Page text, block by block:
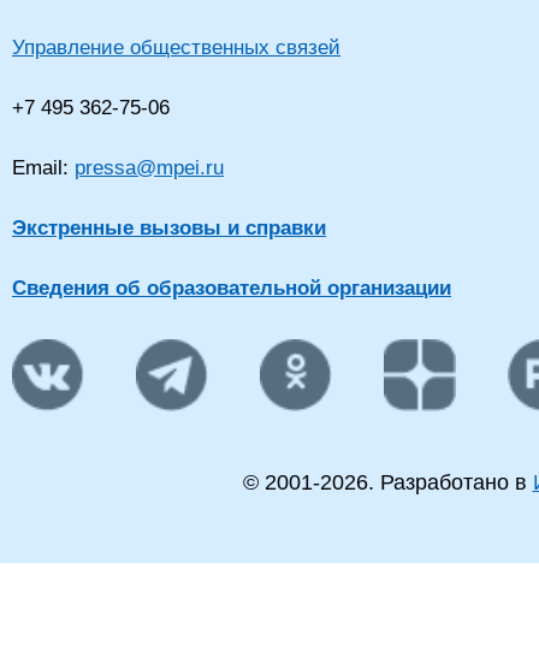
Управление общественных связей
+7 495 362-75-06
Email: pressa@mpei.ru
Экстренные вызовы и справки
Сведения об образовательной организации
© 2001-2026. Разработано в